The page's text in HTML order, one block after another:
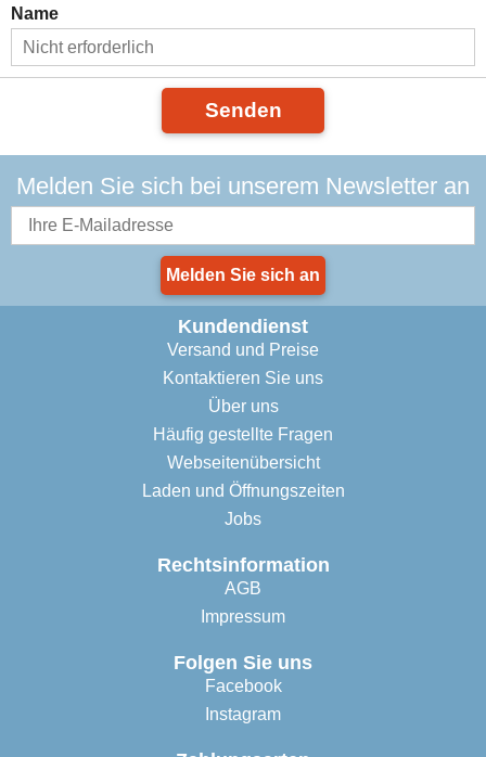
Name
Senden
Melden Sie sich bei unserem Newsletter an
Melden Sie sich an
Kundendienst
Versand und Preise
Kontaktieren Sie uns
Über uns
Häufig gestellte Fragen
Webseitenübersicht
Laden und Öffnungszeiten
Jobs
Rechtsinformation
AGB
Impressum
Folgen Sie uns
Facebook
Instagram